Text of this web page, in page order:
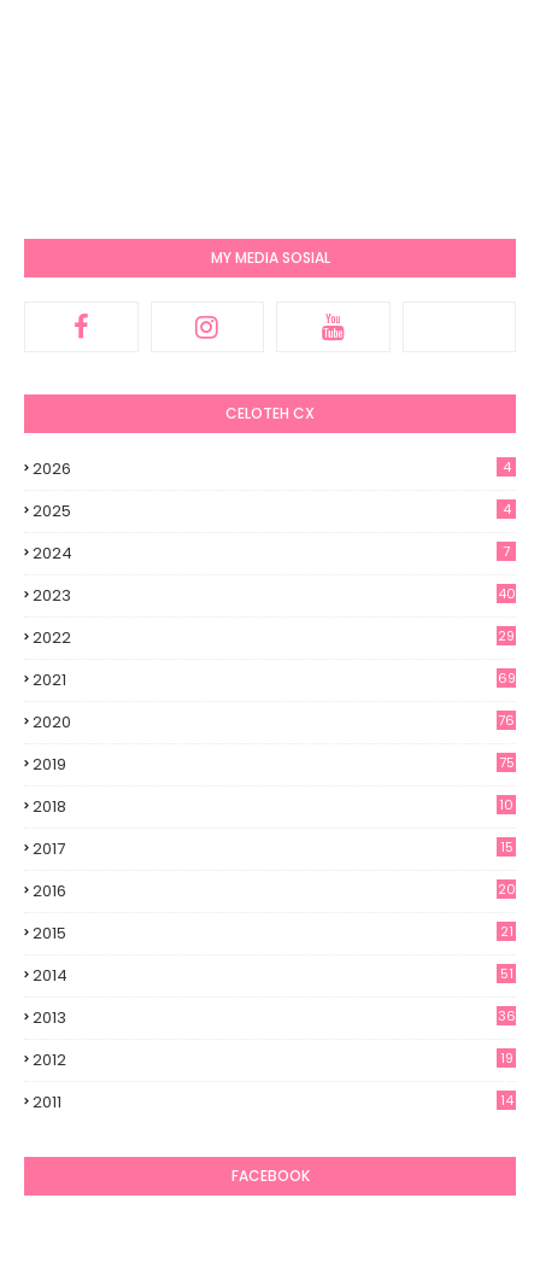
MY MEDIA SOSIAL
CELOTEH CX
2026 4
2025 4
2024 7
2023 40
2022 29
2021 69
2020 76
2019 75
2018 10
2017 15
2016 20
2015 21
2014 51
2013 36
2012
19
2011
14
FACEBOOK